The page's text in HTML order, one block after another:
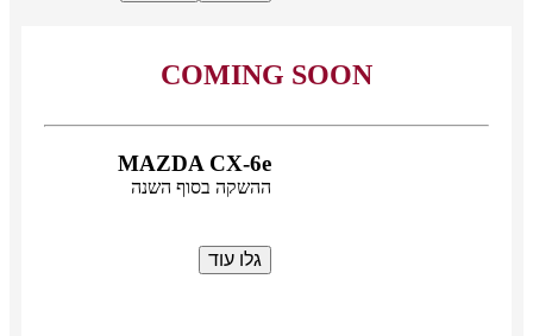
COMING SOON
MAZDA CX-6e
ההשקה בסוף השנה
גלו עוד